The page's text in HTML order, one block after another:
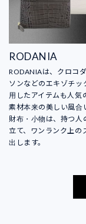
RODANIA
RODANIAは、クロコ
ソンなどのエキゾチッ
用したアイテムも人気
素材本来の美しい風合
財布・小物は、持つ人
立て、ワンランク上の
出します。